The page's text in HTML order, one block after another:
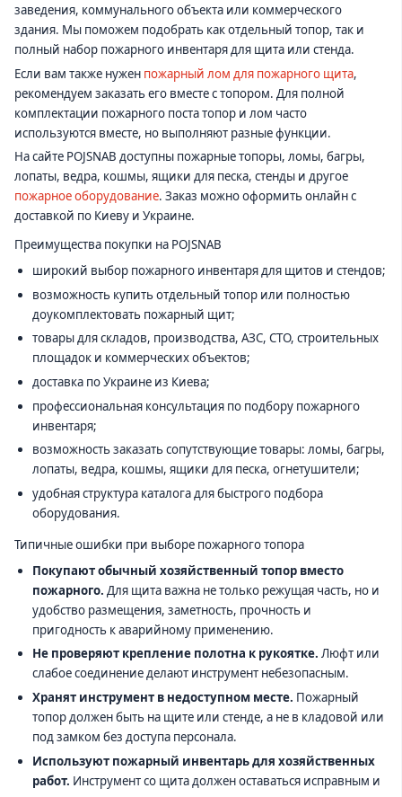
заведения, коммунального объекта или коммерческого
здания. Мы поможем подобрать как отдельный топор, так и
полный набор пожарного инвентаря для щита или стенда.
Если вам также нужен пожарный лом для пожарного щита,
рекомендуем заказать его вместе с топором. Для полной
комплектации пожарного поста топор и лом часто
используются вместе, но выполняют разные функции.
На сайте POJSNAB доступны пожарные топоры, ломы, багры,
лопаты, ведра, кошмы, ящики для песка, стенды и другое
пожарное оборудование. Заказ можно оформить онлайн с
доставкой по Киеву и Украине.
Преимущества покупки на POJSNAB
широкий выбор пожарного инвентаря для щитов и стендов;
возможность купить отдельный топор или полностью
доукомплектовать пожарный щит;
товары для складов, производства, АЗС, СТО, строительных
площадок и коммерческих объектов;
доставка по Украине из Киева;
профессиональная консультация по подбору пожарного
инвентаря;
возможность заказать сопутствующие товары: ломы, багры,
лопаты, ведра, кошмы, ящики для песка, огнетушители;
удобная структура каталога для быстрого подбора
оборудования.
Типичные ошибки при выборе пожарного топора
Покупают обычный хозяйственный топор вместо
пожарного. Для щита важна не только режущая часть, но и
удобство размещения, заметность, прочность и
пригодность к аварийному применению.
Не проверяют крепление полотна к рукоятке. Люфт или
слабое соединение делают инструмент небезопасным.
Хранят инструмент в недоступном месте. Пожарный
топор должен быть на щите или стенде, а не в кладовой или
под замком без доступа персонала.
Используют пожарный инвентарь для хозяйственных
работ. Инструмент со щита должен оставаться исправным и